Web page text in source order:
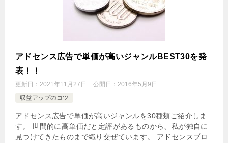
アドセンス広告で単価が高いジャンルBEST30を発
表！！
更新日： 2021年11月27日 公開日： 2016年5月9日
収益アップのコツ
アドセンス広告で単価が高いジャンルを30種類ご紹介しま
す。 世間的に高単価だと定評があるものから、私が独自に
見つけてきたものまで織り交ぜています。 アドセンスブロ